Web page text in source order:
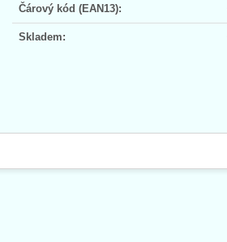
Čárový kód (EAN13):
Skladem: